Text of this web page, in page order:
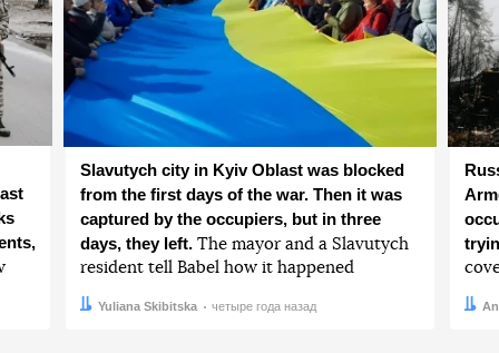
Slavutych city in Kyiv Oblast was blocked
from the first days of the war. Then it was
captured by the occupiers, but in three
days, they left. The mayor and a Slavutych
resident tell Babel how it happened
Автор:
Yuliana Skibitska
Дата: четыре года назад Дата: